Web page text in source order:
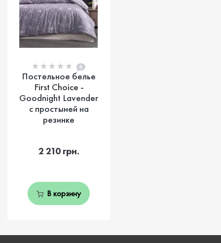
0
Постельное белье
First Choice -
Goodnight Lavender
с простыней на
резинке
2 210 грн.
В корзину